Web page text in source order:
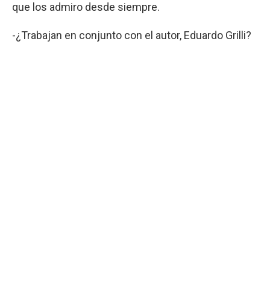
que los admiro desde siempre.
-¿Trabajan en conjunto con el autor, Eduardo Grilli?